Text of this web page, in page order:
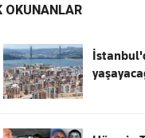
OKUNANLAR